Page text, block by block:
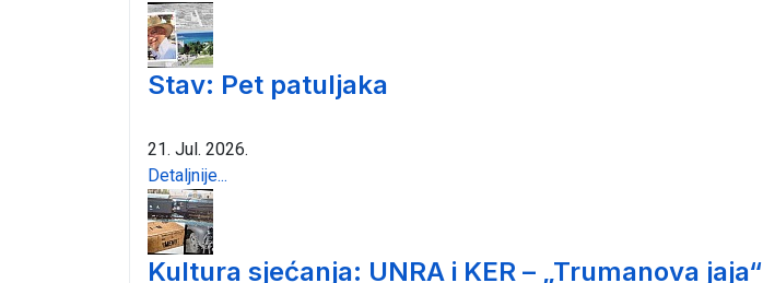
Stav: Pet patuljaka
21. Jul. 2026.
Detaljnije...
Kultura sjećanja: UNRA i KER – „Trumanova jaja“